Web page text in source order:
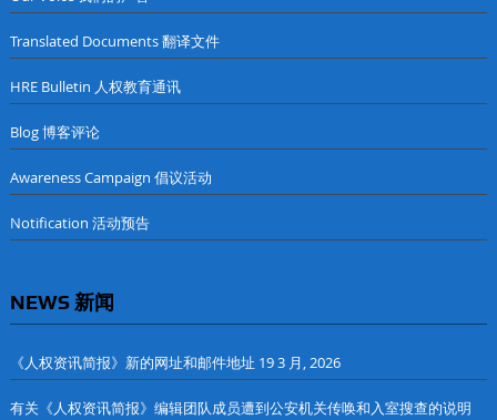
Translated Documents 翻译文件
HRE Bulletin 人权教育通讯
Blog 博客评论
Awareness Campaign 倡议活动
Notification 活动预告
NEWS 新闻
《人权资讯简报》新的网址和邮件地址 19 3 月, 2026
有关《人权资讯简报》编辑团队成员遭到公安机关传唤和入室搜查的说明